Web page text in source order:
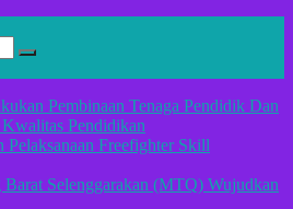
Pembinaan Tenaga Pendidik Dan
Pendidikan
Pelaksanaan Freefighter Skill
Barat Selenggarakan (MTQ) Wujudkan